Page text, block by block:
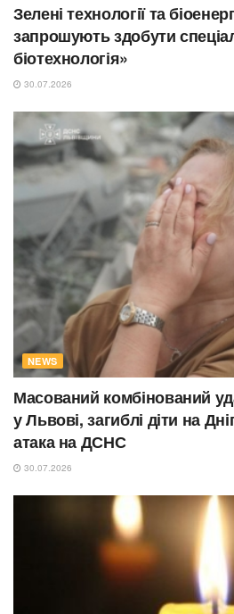
Зелені технології та
запрошують здобути
біотехнологія»
30.07.2026
NEWS
Масований комбінований
у Львові, загиблі діти на
атака на ДСНС
30.07.2026